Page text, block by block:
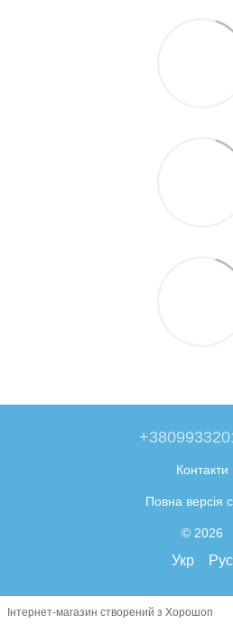
Контакти
Повна версія
© 2026
Укр Рус
Інтернет-магазин створений з Хорошоп